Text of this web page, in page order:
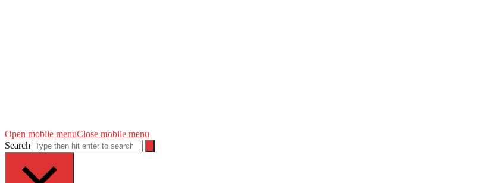
Open mobile menuClose mobile menu
Search